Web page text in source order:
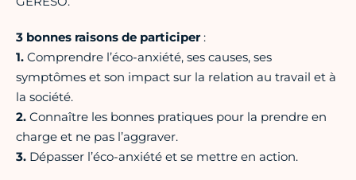
3 bonnes raisons de participer :
1. Comprendre l’éco-anxiété, ses causes, ses
symptômes et son impact sur la relation au travail et à
la société.
2. Connaître les bonnes pratiques pour la prendre en
charge et ne pas l’aggraver.
3. Dépasser l’éco-anxiété et se mettre en action.